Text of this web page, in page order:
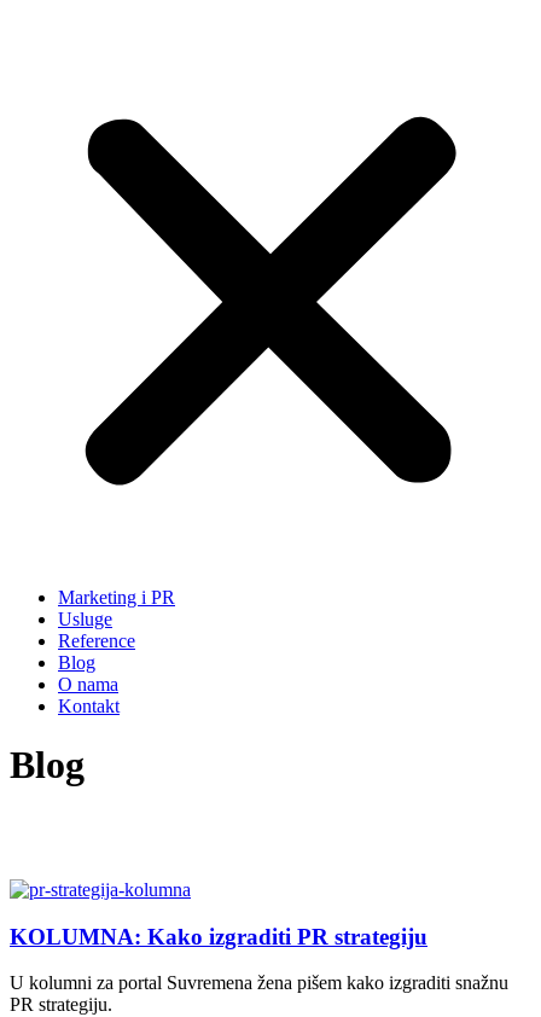
Marketing i PR
Usluge
Reference
Blog
O nama
Kontakt
Blog
KOLUMNA: Kako izgraditi PR strategiju
U kolumni za portal Suvremena žena pišem kako izgraditi snažnu
PR strategiju.